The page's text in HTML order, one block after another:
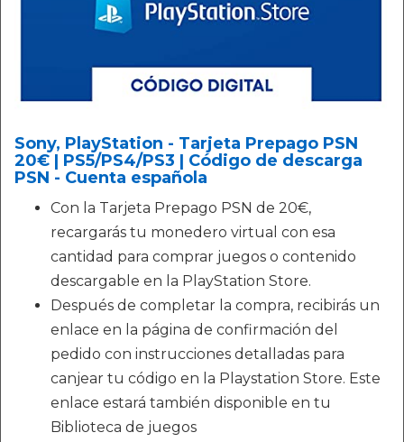
Sony, PlayStation - Tarjeta Prepago PSN
20€ | PS5/PS4/PS3 | Código de descarga
PSN - Cuenta española
Con la Tarjeta Prepago PSN de 20€,
recargarás tu monedero virtual con esa
cantidad para comprar juegos o contenido
descargable en la PlayStation Store.
Después de completar la compra, recibirás un
enlace en la página de confirmación del
pedido con instrucciones detalladas para
canjear tu código en la Playstation Store. Este
enlace estará también disponible en tu
Biblioteca de juegos